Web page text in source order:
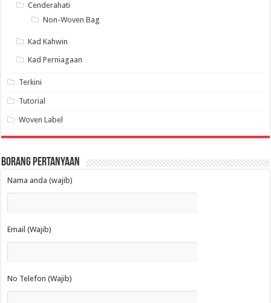
Cenderahati
Non-Woven Bag
Kad Kahwin
Kad Perniagaan
Terkini
Tutorial
Woven Label
Borang Pertanyaan
Nama anda (wajib)
Email (Wajib)
No Telefon (Wajib)